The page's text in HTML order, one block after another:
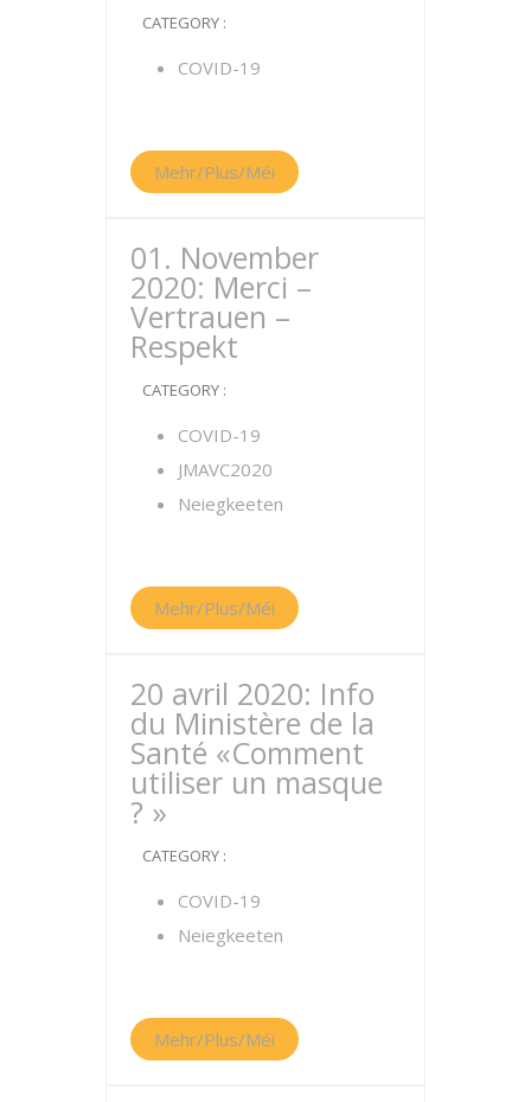
CATEGORY :
COVID-19
Mehr/Plus/Méi
01. November
2020: Merci –
Vertrauen –
Respekt
CATEGORY :
COVID-19
JMAVC2020
Neiegkeeten
Mehr/Plus/Méi
20 avril 2020: Info
du Ministère de la
Santé «Comment
utiliser un masque
? »
CATEGORY :
COVID-19
Neiegkeeten
Mehr/Plus/Méi